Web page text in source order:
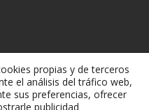
propias y de terceros
el análisis del tráfico web,
sus preferencias, ofrecer
publicidad